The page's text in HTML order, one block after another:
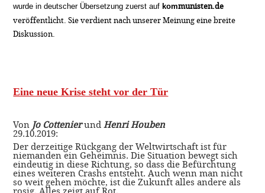
wurde in deutscher Übersetzung zuerst auf kommunisten.de
veröffentlicht. Sie verdient nach unserer Meinung eine breite
Diskussion.
Eine neue Krise steht vor der Tür
Von Jo CottenierundHenri Houben
29.10.2019:
Der derzeitige Rückgang der Weltwirtschaft ist für
niemanden ein Geheimnis. Die Situation bewegt sich
eindeutig in diese Richtung, so dass die Befürchtung
eines weiteren Crashs entsteht. Auch wenn man nicht
so weit gehen möchte, ist die Zukunft alles andere als
rosig. Alles zeigt auf Rot.